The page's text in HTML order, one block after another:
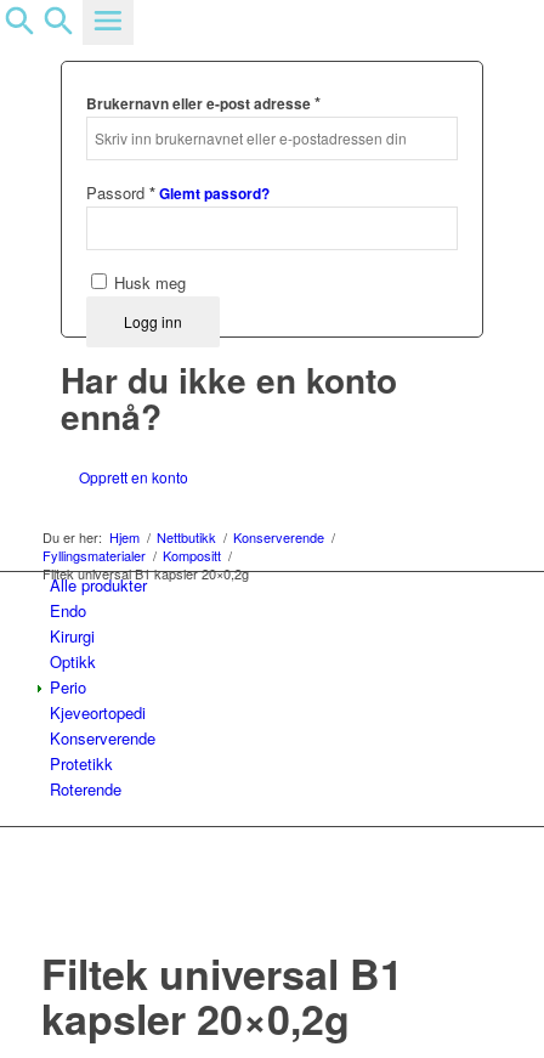
Logg inn
Brukernavn eller e-post adresse*
Passord *Glemt passord?
Husk meg
Logg inn
Har du ikke en konto
ennå?
Opprett en konto
Du er her: Hjem / Nettbutikk / Konserverende /
Fyllingsmaterialer / Kompositt /
Filtek universal B1 kapsler 20×0,2g
Alle produkter
Endo
Kirurgi
Optikk
Perio
Kjeveortopedi
Konserverende
Protetikk
Roterende
Filtek universal B1
kapsler 20×0,2g